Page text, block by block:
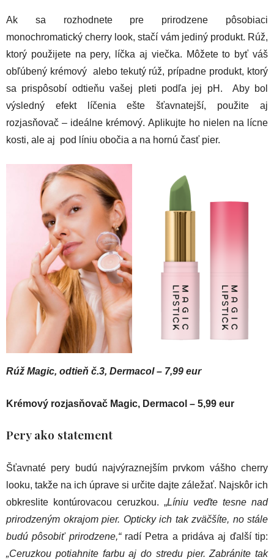
Ak sa rozhodnete pre prirodzene pôsobiaci
monochromatický cherry look, stačí vám jediný produkt. Rúž,
ktorý použijete na pery, líčka aj viečka. Môžete to byť váš
obľúbený krémový alebo tekutý rúž, prípadne produkt, ktorý
sa prispôsobí odtieňu vašej pleti podľa jej pH. Aby bol
výsledný efekt líčenia ešte šťavnatejší, použite aj
rozjasňovač – ideálne krémový. Aplikujte ho nielen na lícne
kosti, ale aj pod líniu obočia a na hornú časť pier.
Rúž Magic, odtieň č.3, Dermacol – 7,99 eur
Krémový rozjasňovač Magic, Dermacol – 5,99 eur
Pery ako statement
Šťavnaté pery budú najvýraznejším prvkom vášho cherry
looku, takže na ich úprave si určite dajte záležať. Najskôr ich
obkreslite kontúrovacou ceruzkou. „Líniu veďte tesne nad
prirodzeným okrajom pier. Opticky ich tak zväčšíte, no stále
budú pôsobiť prirodzene,“radí Petra a pridáva aj ďalší tip:
„Ceruzkou potiahnite farbu aj do stredu pier. Zabránite tak